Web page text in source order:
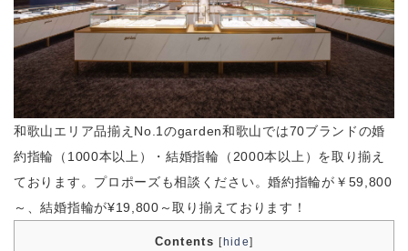
和歌山エリア品揃えNo.1のgarden和歌山では70ブランドの婚
約指輪（1000本以上）・結婚指輪（2000本以上）を取り揃え
ております。プロポーズも相談ください。婚約指輪が￥59,800
～、結婚指輪が¥19,800～取り揃えております！
Contents [ hide]